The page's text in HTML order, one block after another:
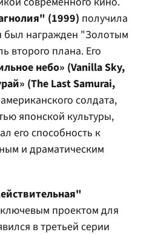
(1999) получила
был награжден "Золотым
второго плана. Его
небо» (Vanilla Sky,
(The Last Samurai,
солдата,
японской культуры,
его способность к
и драматическим
проектом для
в третьей серии